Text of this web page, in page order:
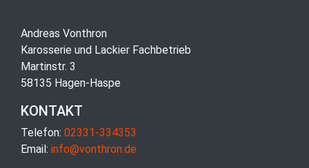
Andreas Vonthron
Karosserie und Lackier Fachbetrieb
Martinstr. 3
58135 Hagen-Haspe
KONTAKT
Telefon: 02331-334353
Email: info@vonthron.de